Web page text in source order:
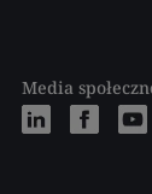
Media